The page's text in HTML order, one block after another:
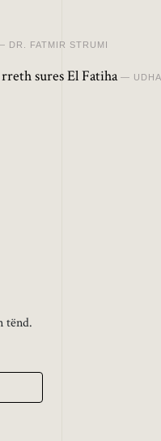
DR. FATMIR STRUMI
sures El Fatiha
tënd.